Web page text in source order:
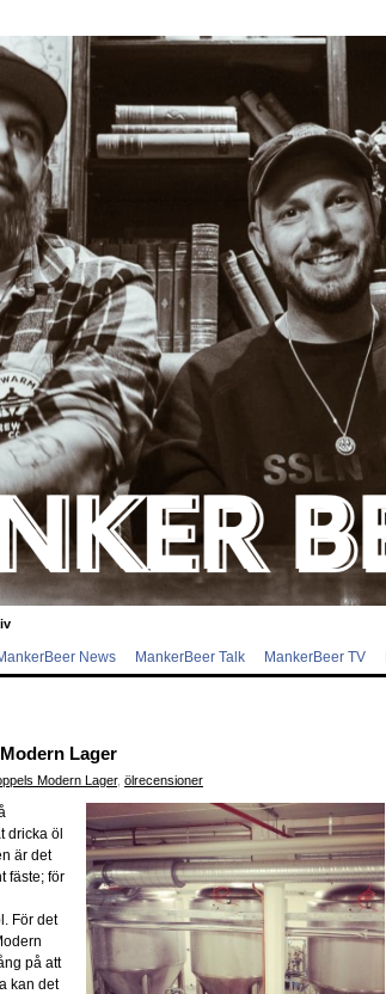
News MankerBeer Talk MankerBeer TV
Lager
Modern Lager, ölrecensioner
dricka öl
är det
fäste; för
För det
på att
kan det